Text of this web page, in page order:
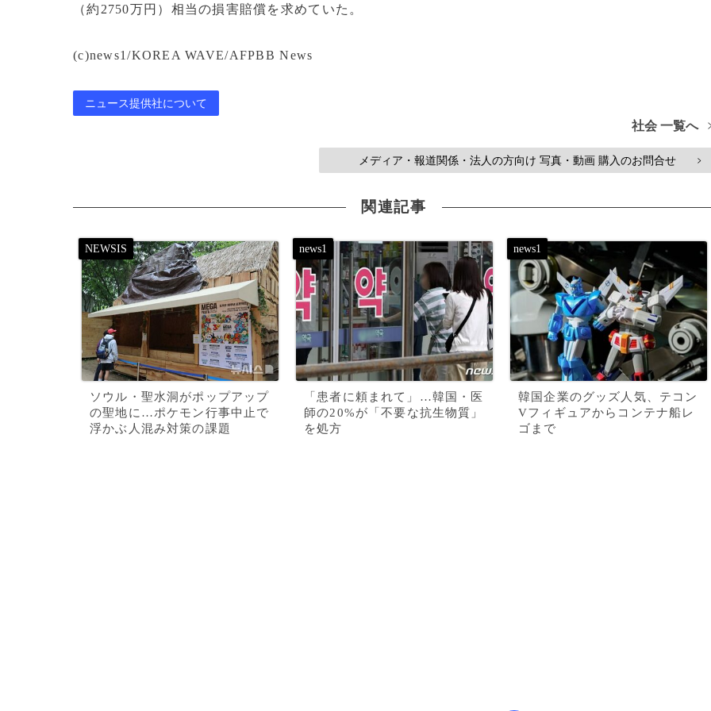
（約2750万円）相当の損害賠償を求めていた。
(c)news1/KOREA WAVE/AFPBB News
ニュース提供社について
社会 一覧へ
メディア・報道関係・法人の方向け 写真・動画 購入のお問合せ >
関連記事
ソウル・聖水洞がポップアップ
の聖地に…ポケモン行事中止で
浮かぶ人混み対策の課題
「患者に頼まれて」…韓国・医
師の20%が「不要な抗生物質」
を処方
韓国企業のグッズ人気、テコン
Vフィギュアからコンテナ船レ
ゴまで